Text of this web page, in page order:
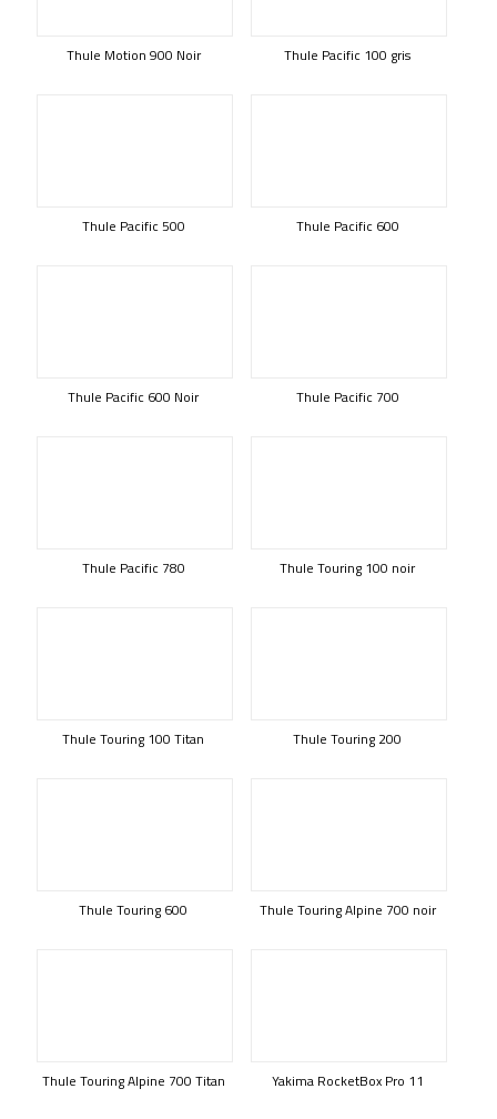
Thule Motion 900 Noir Thule Pacific 100 gris
Thule Pacific 500 Thule Pacific 600
Thule Pacific 600 Noir Thule Pacific 700
Thule Pacific 780 Thule Touring 100 noir
Thule Touring 100 Titan Thule Touring 200
Thule Touring 600 Thule Touring Alpine 700 noir
Thule Touring Alpine 700 Titan Yakima RocketBox Pro 11